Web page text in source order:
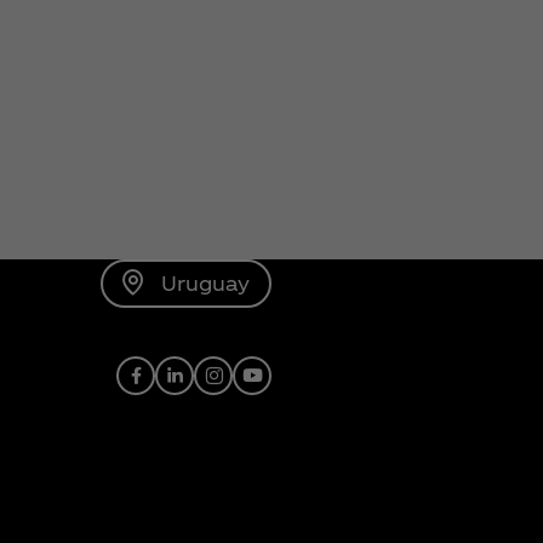
Uruguay
Facebook
LinkedIn
Instagram
Youtube